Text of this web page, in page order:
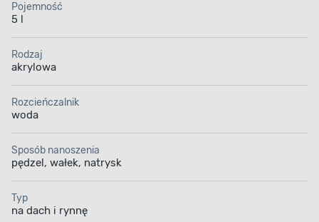
Pojemność
5 l
Rodzaj
akrylowa
Rozcieńczalnik
woda
Sposób nanoszenia
pędzel, wałek, natrysk
Typ
na dach i rynnę